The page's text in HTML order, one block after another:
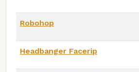
Robohop
Headbanger Facerip